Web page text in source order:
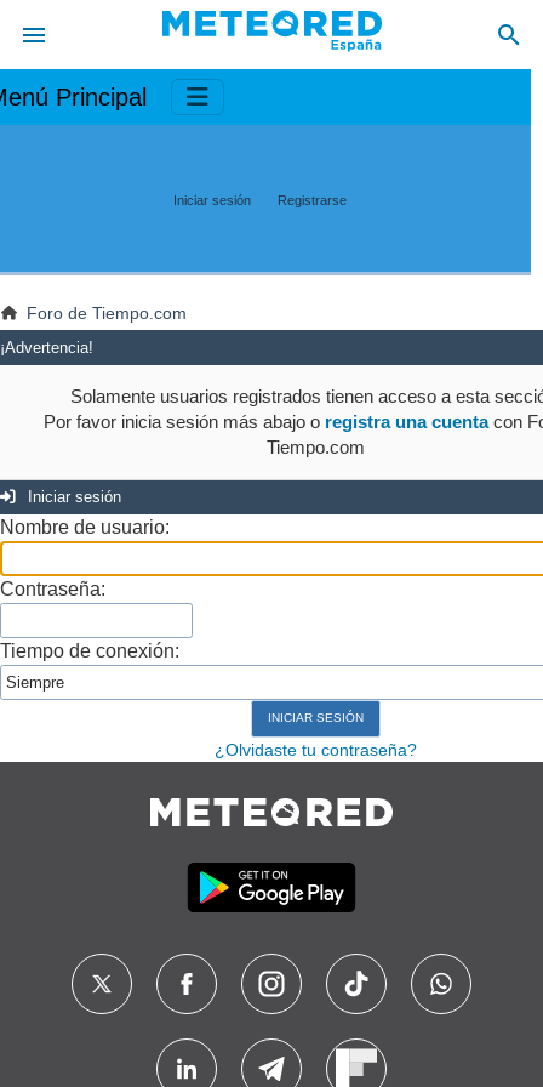
Principal
Iniciar sesión Registrarse
Foro de Tiempo.com
¡Advertencia!
Solamente usuarios registrados tienen acceso a esta
Por favor inicia sesión más abajo o registra una cuentacon
Tiempo.com
Iniciar sesión
Nombre de usuario:
Contraseña:
Tiempo de conexión:
¿Olvidaste tu contraseña?